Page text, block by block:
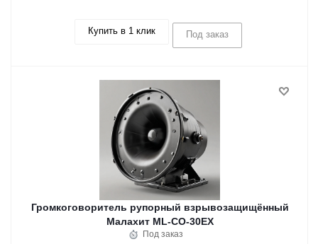
Купить в 1 клик Под заказ
Громкоговоритель рупорный взрывозащищённый
Малахит ML-CO-30EX
Под заказ